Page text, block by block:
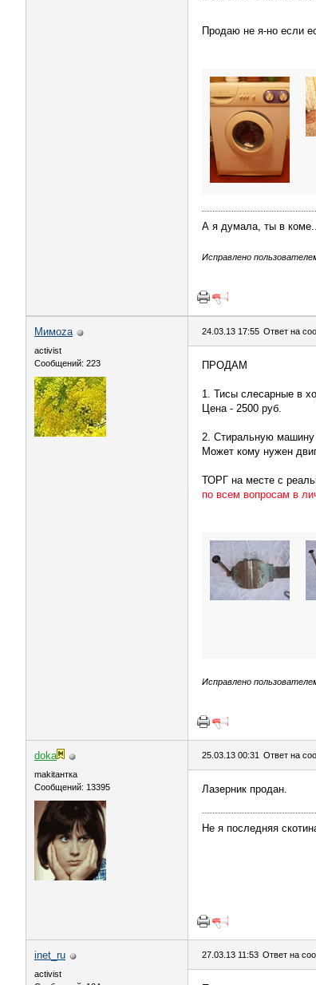
Продаю не я-но если
А я думала, ты в
Исправлено
Мимоzа
activist
Сообщений: 223
24.03.13 17:55 Ответ на
ПРОДАМ
1. Тисы слесарные в
Цена - 2500 руб.
2. Стиральную машину
Может кому нужен
ТОРГ на месте с
по всем вопросам в
Исправлено
doka
makitaнтка
Сообщений: 13395
25.03.13 00:31 Ответ на
Лазерник продан.
Не я последняя
inet_ru
activist
27.03.13 11:53 Ответ на